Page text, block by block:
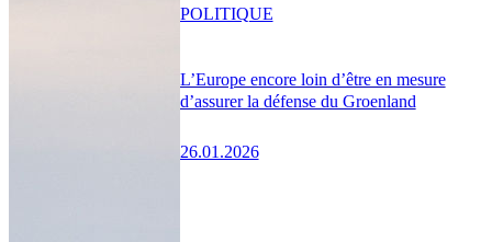
L’Europe encore loin d’être en mesure
d’assurer la défense du Groenland
26.01.2026
POLITIQUE